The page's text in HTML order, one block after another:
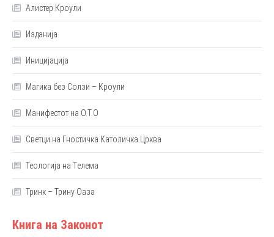
Алистер Кроули
Изданија
Иницијација
Магика без Солзи – Кроули
Манифестот на О.Т.О
Светци на Гностичка Католичка Црква
Теологија на Tелема
Тринк – Трину Оаза
Книга на Законот